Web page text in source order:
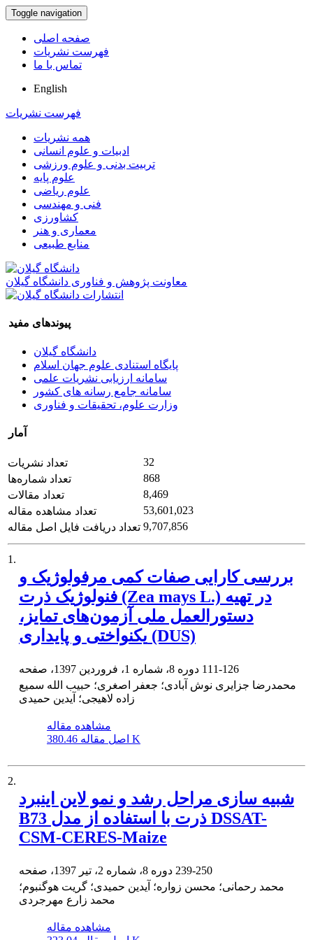
Toggle navigation
صفحه اصلی
فهرست نشریات
تماس با ما
English
فهرست نشریات
همه نشریات
ادبیات و علوم انسانی
تربیت بدنی و علوم ورزشی
علوم پایه
علوم ریاضی
فنی و مهندسی
کشاورزی
معماری و هنر
منابع طبیعی
معاونت پژوهش و فناوری دانشگاه گیلان
پیوندهای مفید
دانشگاه گیلان
پایگاه استنادی علوم جهان اسلام
سامانه ارزیابی نشریات علمی
سامانه جامع رسانه های کشور
وزارت علوم، تحقیقات و فناوری
آمار
تعداد نشریات
32
تعداد شماره‌ها
868
تعداد مقالات
8,469
تعداد مشاهده مقاله
53,601,023
تعداد دریافت فایل اصل مقاله 9,707,856
1.
بررسی کارایی صفات کمی مرفولوژیک و
فنولوژیک ذرت (Zea mays L.) در تهیه
دستورالعمل ملی آزمون‌های‌ تمایز،
یکنواختی و پایداری (DUS)
111-126
محمدرضا جزایری نوش آبادی؛ جعفر اصغری؛ حبیب الله سمیع
زاده لاهیجی؛ آیدین حمیدی
مشاهده مقاله
اصل مقاله 380.46 K
2.
شبیه سازی مراحل رشد و نمو لاین اینبرد
B73 ذرت با استفاده از مدل DSSAT-
CSM-CERES-Maize
239-250
محمد رحمانی؛ محسن زواره؛ آیدین حمیدی؛ گریت هوگنبوم؛
محمد زارع مهرجردی
مشاهده مقاله